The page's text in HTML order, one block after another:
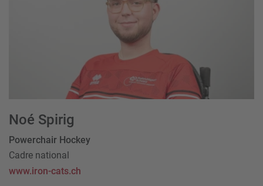
Noé Spirig
Powerchair Hockey
Cadre national
www.iron-cats.ch